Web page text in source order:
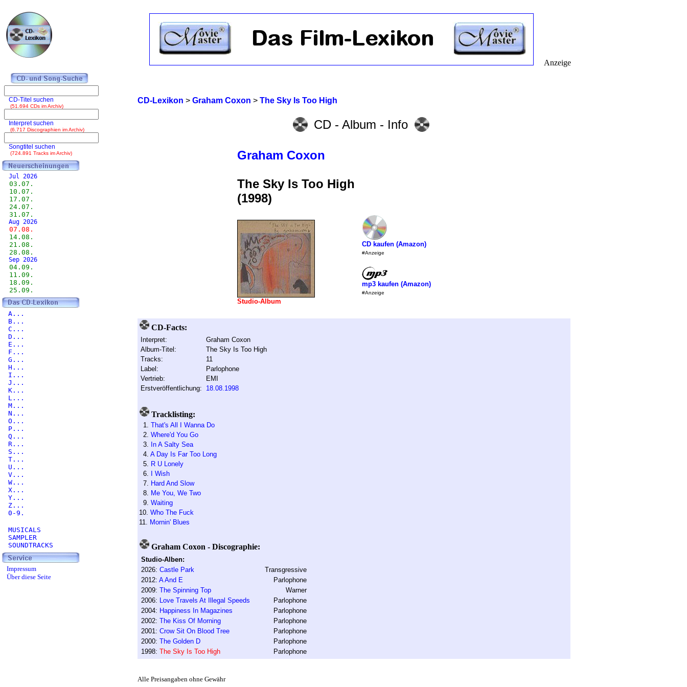
CD-Lexikon > Graham Coxon > The Sky Is Too High
CD - Album - Info
Graham Coxon
The Sky Is Too High
(1998)
Studio-Album
CD kaufen (Amazon)
#Anzeige
mp3 kaufen (Amazon)
#Anzeige
CD-Facts:
Interpret:
Graham Coxon
Album-Titel:
The Sky Is Too High
Tracks:
11
Label:
Parlophone
Vertrieb:
EMI
Erstveröffentlichung:
18.08.1998
Tracklisting:
1. That's All I Wanna Do
2. Where'd You Go
3. In A Salty Sea
4. A Day Is Far Too Long
5. R U Lonely
6.
I Wish
7. Hard And Slow
8. Me You, We Two
9. Waiting
10. Who The Fuck
11. Mornin' Blues
Graham Coxon - Discographie:
Studio-Alben:
2026: Castle Park
Transgressive
2012: A And E
Parlophone
2009: The Spinning Top
Warner
2006: Love Travels At Illegal Speeds
Parlophone
2004: Happiness In Magazines
Parlophone
2002: The Kiss Of Morning
Parlophone
2001: Crow Sit On Blood Tree
Parlophone
2000: The Golden D
Parlophone
1998: The Sky Is Too High Parlophone
Alle Preisangaben ohne Gewähr
Anzeige
CD-Titel suchen
(51.694 CDs im Archiv)
Interpret suchen
(6.717 Discographien im Archiv)
Songtitel suchen
(724.891 Tracks im Archiv)
Jul 2026
03.07.
10.07.
17.07.
24.07.
31.07.
Aug 2026
07.08.
14.08.
21.08.
28.08.
Sep 2026
04.09.
11.09.
18.09.
25.09.
A...
B...
C...
D...
E...
F...
G...
H...
I...
J...
K...
L...
M...
N...
O...
P...
Q...
R...
S...
T...
U...
V...
W...
X...
Y...
Z...
0-9.
MUSICALS
SAMPLER
SOUNDTRACKS
Impressum
Über diese Seite